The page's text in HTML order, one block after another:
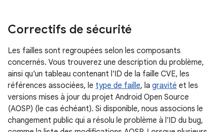
Correctifs de sécurité
Les failles sont regroupées selon les composants
concernés. Vous trouverez une description du problème,
ainsi qu'un tableau contenant l'ID de la faille CVE, les
références associées, le type de faille, la gravité et les
versions mises à jour du projet Android Open Source
(AOSP) (le cas échéant). Si disponible, nous associons le
changement public qui a résolu le problème à l'ID du bug,